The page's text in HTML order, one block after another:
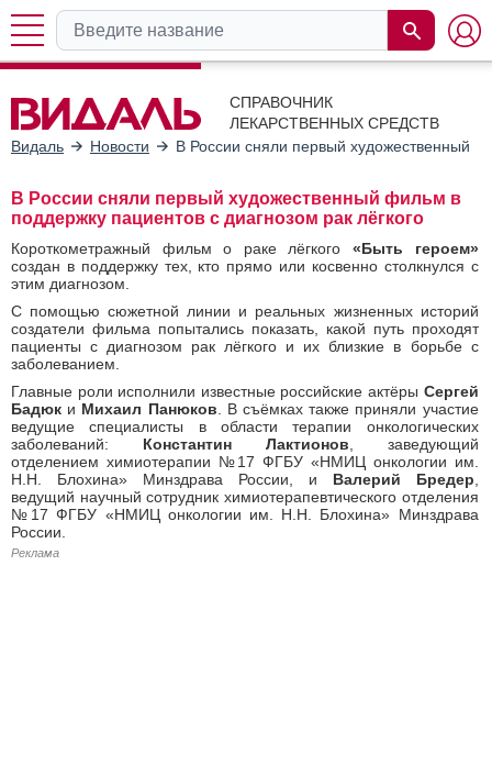
СПРАВОЧНИК
ЛЕКАРСТВЕННЫХ СРЕДСТВ
Видаль
Новости В России сняли первый художественный
В России сняли первый художественный фильм в
поддержку пациентов с диагнозом рак лёгкого
Короткометражный фильм о раке лёгкого «Быть героем»
создан в поддержку тех, кто прямо или косвенно столкнулся с
этим диагнозом.
С помощью сюжетной линии и реальных жизненных историй
создатели фильма попытались показать, какой путь проходят
пациенты с диагнозом рак лёгкого и их близкие в борьбе с
заболеванием.
Главные роли исполнили известные российские актёры Сергей
Бадюк и Михаил Панюков . В съёмках также приняли участие
ведущие специалисты в области терапии онкологических
заболеваний: Константин Лактионов , заведующий
отделением химиотерапии №17 ФГБУ «НМИЦ онкологии им.
Н.Н. Блохина» Минздрава России, и Валерий Бредер
ведущий научный сотрудник химиотерапевтического отделения
№17 ФГБУ «НМИЦ онкологии им. Н.Н. Блохина» Минздрава
России.
Реклама